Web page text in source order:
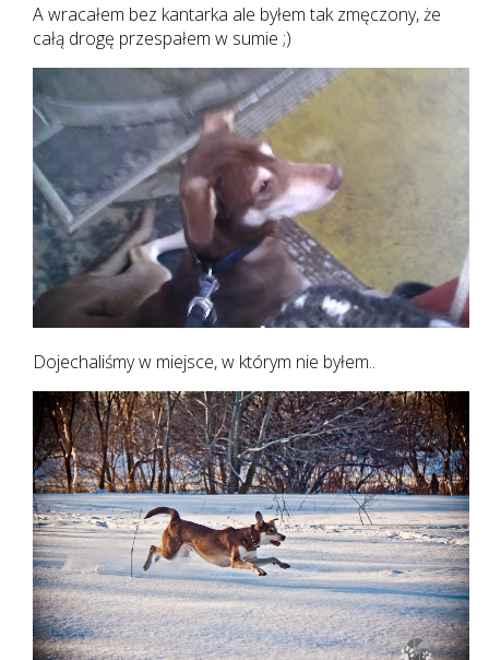
A wracałem bez kantarka ale byłem tak zmęczony, że
całą drogę przespałem w sumie ;)
Dojechaliśmy w miejsce, w którym nie byłem..